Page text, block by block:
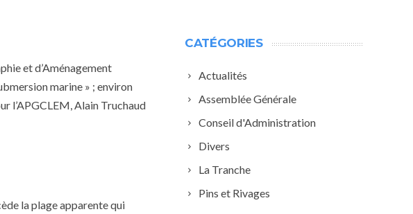
et d’Aménagement
marine » ; environ
l’APGCLEM, Alain Truchaud
la plage apparente qui
CATÉGORIES
Actualités
Assemblée Générale
Conseil d'Administration
Divers
La Tranche
Pins et Rivages